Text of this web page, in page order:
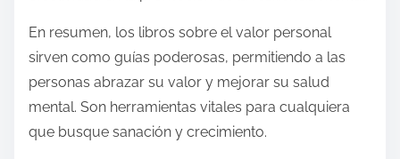
En resumen, los libros sobre el valor personal
sirven como guías poderosas, permitiendo a las
personas abrazar su valor y mejorar su salud
mental. Son herramientas vitales para cualquiera
que busque sanación y crecimiento.